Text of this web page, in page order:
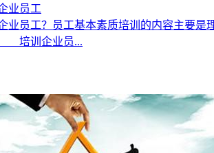
业员工
业员工？员工基本素质培训的内容主要
企业员...